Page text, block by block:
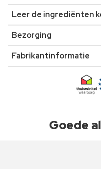
Leer de ingrediënten
Bezorging
Fabrikantinformatie
Goede